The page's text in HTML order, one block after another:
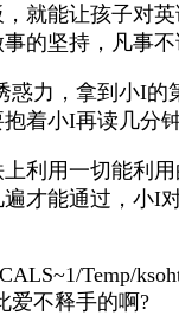
就能让孩子对
的坚持，凡事
力，拿到小I
着小I再读几分
利用一切能利
才能通过，小I
Temp/
爱不释手的啊?